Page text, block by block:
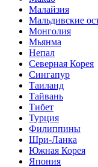
Малайзия
Мальдивские
Монголия
Мьянма
Непал
Северная Корея
Сингапур
Таиланд
Тайвань
Тибет
Турция
Филиппины
Шри-Ланка
Южная Корея
Япония